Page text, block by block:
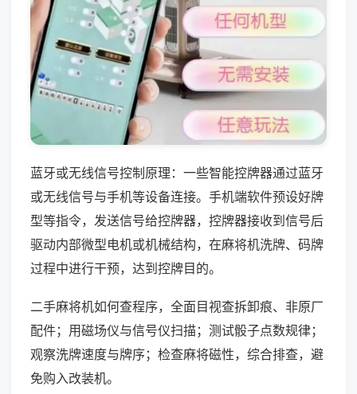
蓝牙或无线信号控制原理：一些智能控牌器通过蓝牙
或无线信号与手机等设备连接。手机端软件预设好牌
型等指令，发送信号给控牌器，控牌器接收到信号后
驱动内部微型电机或机械结构，在麻将机洗牌、码牌
过程中进行干预，达到控牌目的。
二手麻将机如何查程序，全面目视查拆卸痕、非原厂
配件；用磁场仪与信号仪扫描；测试骰子点数规律；
观察洗牌速度与牌序；检查麻将磁性，综合排查，避
免购入改装机。